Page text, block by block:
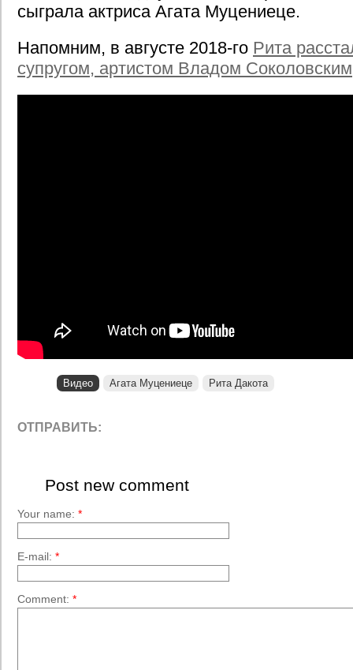
сыграла актриса Агата Муцениеце.
Напомним, в августе 2018-го Рита
супругом, артистом Владом Соколовским
Видео Агата Муцениеце Рита Дакота
ОТПРАВИТЬ:
Post new comment
Your name: *
E-mail: *
Comment: *